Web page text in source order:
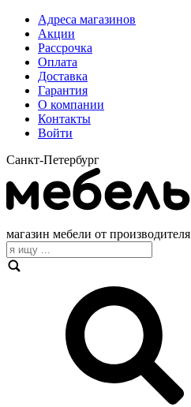
Адреса магазинов
Акции
Рассрочка
Оплата
Доставка
Гарантия
О компании
Контакты
Войти
Санкт-Петербург
магазин мебели от производителя